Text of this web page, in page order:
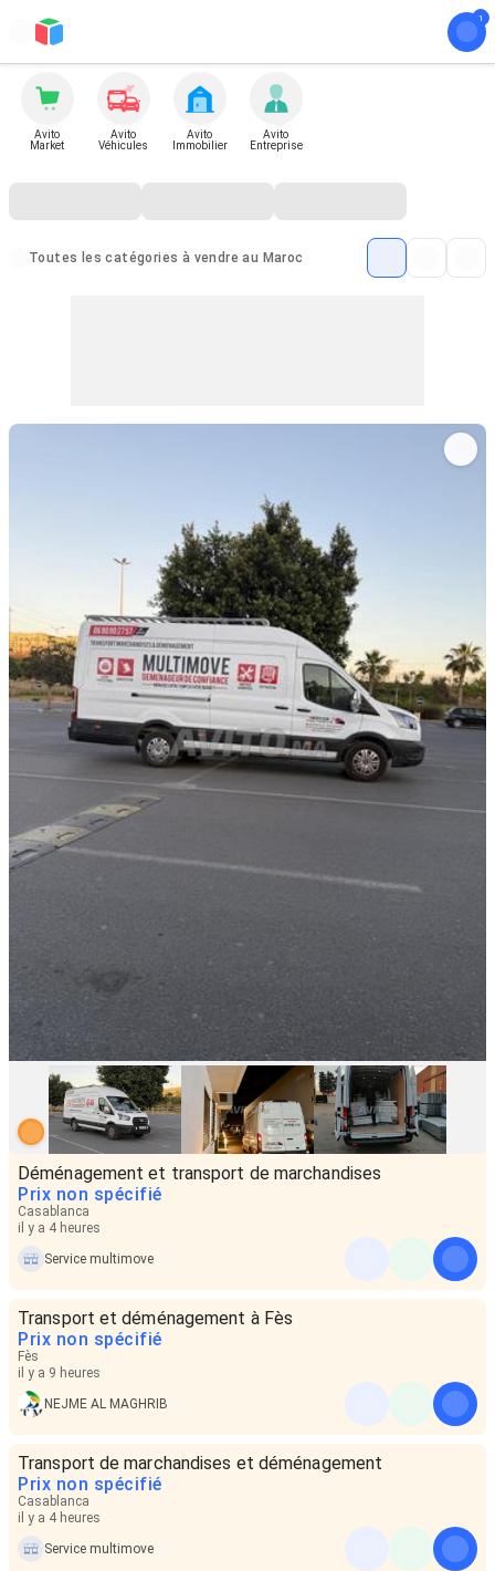
Avito
Market
Avito
Véhicules
Avito
Immobilier
Avito
Entreprise
Toutes les catégories à vendre au Maroc
Déménagement et transport de marchandises
Prix non spécifié
Casablanca
il y a 4 heures
Service multimove
Transport et déménagement à Fès
Prix non spécifié
Fès
il y a 9 heures
NEJME AL MAGHRIB
Transport de marchandises et déménagement
Prix non spécifié
Casablanca
il y a 4 heures
Service multimove